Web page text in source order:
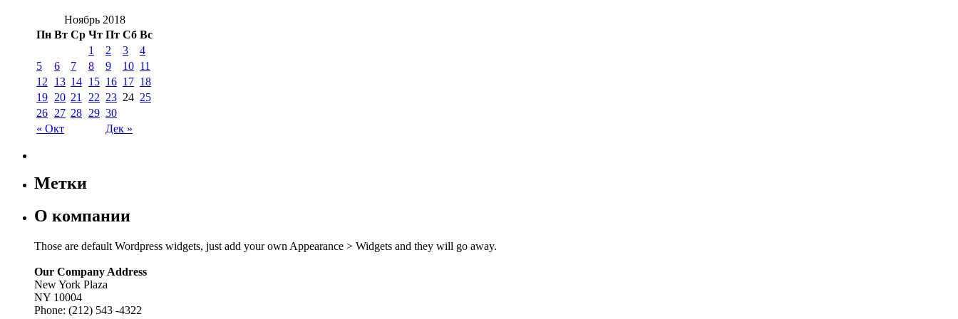
Ноябрь 2018
Пн Вт Ср Чт Пт Сб Вс
« Окт Дек »
1 2 3
4
5
6 7 8 9 10 11
12
13 14 15 16 17 18
19 20 21 22 23 24 25
26 27 28 29 30
Метки
О компании
Those are default Wordpress widgets, just add your own Appearance > Widgets and they will go away.
Our Company Address
New York Plaza
NY 10004
Phone: (212) 543 -4322